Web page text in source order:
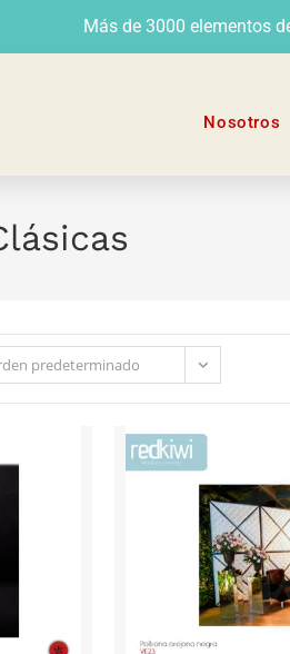
Más de 3000 elementos
Nosotros
predeterminado